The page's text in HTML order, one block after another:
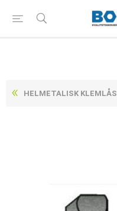
HELMETALISK KLEMLÅSEMØTRIK ISO 7042 ELFORZINKET STÅL KL. 8 M20 (50 STK)